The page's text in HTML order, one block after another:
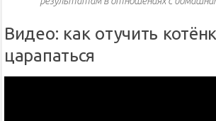
Видео: как отучить
царапаться